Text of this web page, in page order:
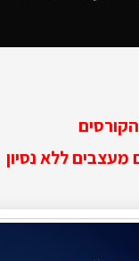
מעצבים ללא נסיון